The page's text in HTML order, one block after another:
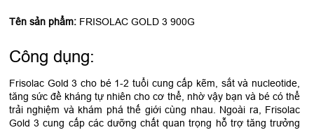
Tên sản phẩm: FRISOLAC GOLD 3 900G
Công dụng:
Frisolac Gold 3 cho bé 1-2 tuổi cung cấp kẽm, sắt và nucleotide,
tăng sức đề kháng tự nhiên cho cơ thể, nhờ vậy bạn và bé có thể
trải nghiệm và khám phá thế giới cùng nhau. Ngoài ra, Frisolac
Gold 3 cung cấp các dưỡng chất quan trọng hỗ trợ tăng trưởng